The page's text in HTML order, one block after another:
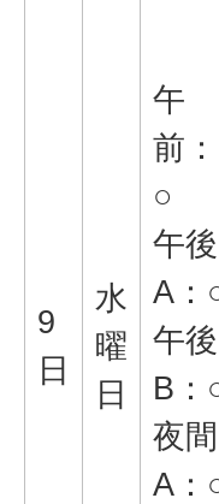
9
日
水
曜
日
午
前：
○
午後
A：
午後
B：
夜間
A：